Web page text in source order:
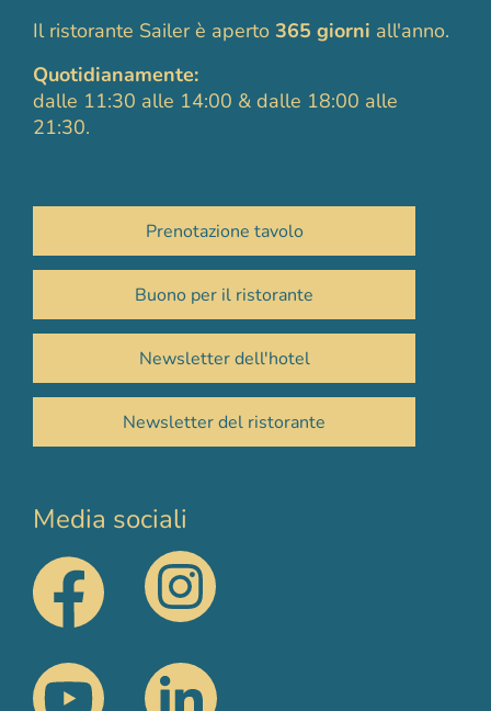
Il ristorante Sailer è aperto 365 giorni all'anno.
Quotidianamente:
dalle 11:30 alle 14:00 & dalle 18:00 alle
21:30.
Prenotazione tavolo
Buono per il ristorante
Newsletter dell'hotel
Newsletter del ristorante
Media sociali